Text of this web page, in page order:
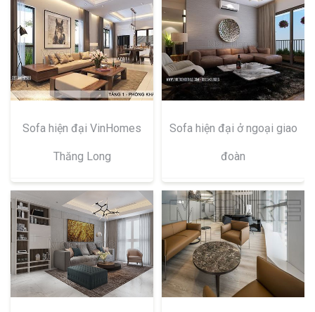
Sofa hiện đại VinHomes
Thăng Long
Sofa hiện đại ở ngoại giao
đoàn